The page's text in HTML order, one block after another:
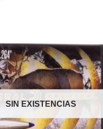
SIN EXISTENCIAS